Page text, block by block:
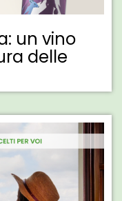
un vino
delle